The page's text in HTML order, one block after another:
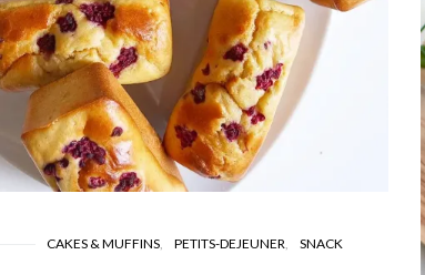
CAKES & MUFFINS PETITS-DEJEUNER SNACK